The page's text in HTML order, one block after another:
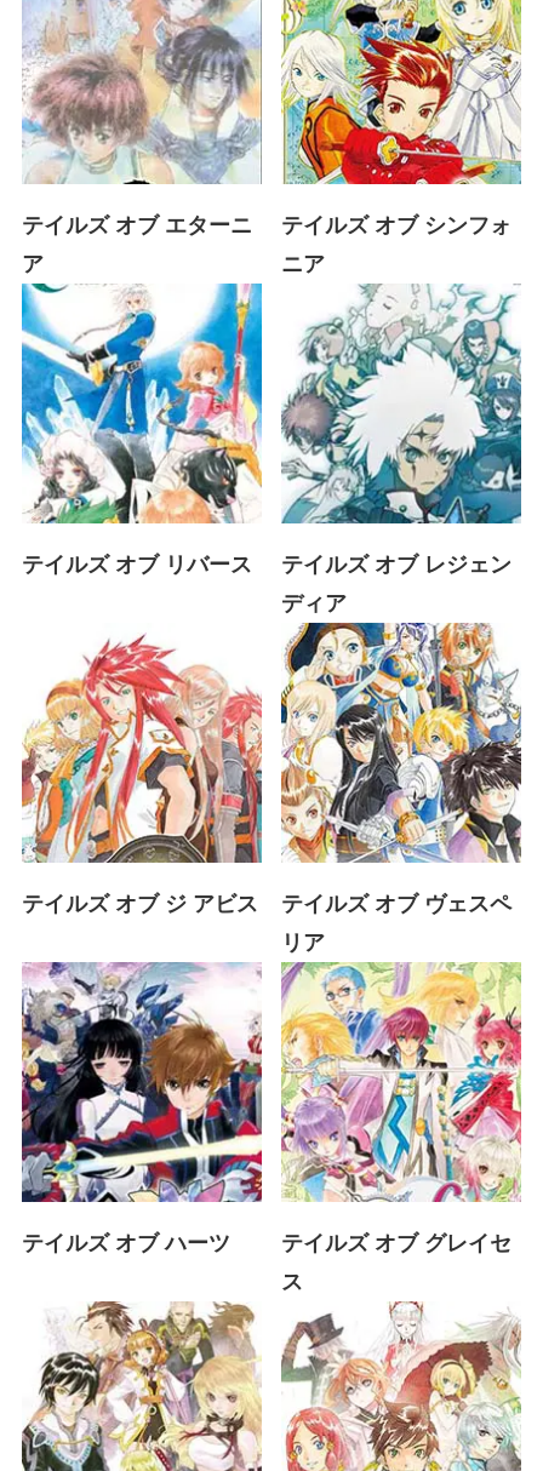
テイルズ オブ エターニ
ア
テイルズ オブ シンフォ
ニア
テイルズ オブ リバース
テイルズ オブ レジェン
ディア
テイルズ オブ ジ アビス
テイルズ オブ ヴェスペ
リア
テイルズ オブ ハーツ
テイルズ オブ グレイセ
ス